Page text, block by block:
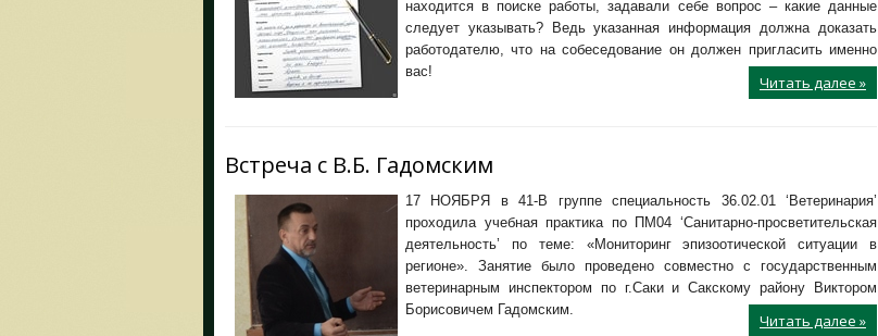
находится в поиске работы, задавали себе вопрос – какие данные
следует указывать? Ведь указанная информация должна доказать
работодателю, что на собеседование он должен пригласить именно
вас!
Читать далее »
Встреча с В.Б. Гадомским
17 НОЯБРЯ в 41-В группе специальность 36.02.01 ‘Ветеринария’
проходила учебная практика по ПМ04 ‘Санитарно-просветительская
деятельность’ по теме: «Мониторинг эпизоотической ситуации в
регионе». Занятие было проведено совместно с государственным
ветеринарным инспектором по г.Саки и Сакскому району Виктором
Борисовичем Гадомским.
Читать далее »